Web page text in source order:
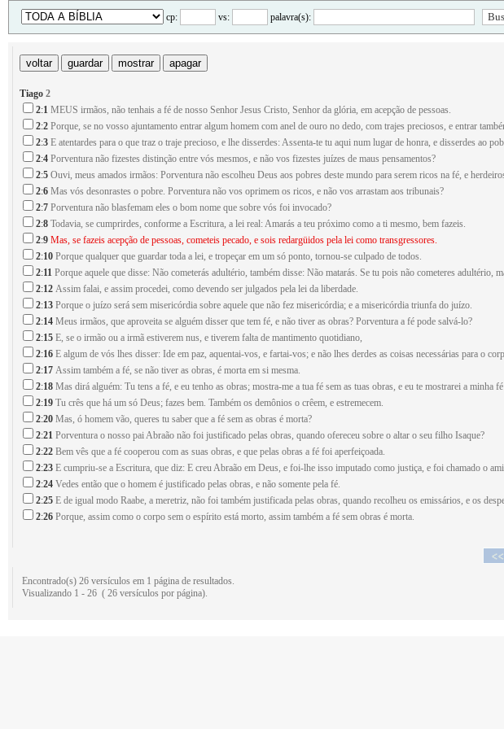
cp: vs: palavra(s):
Tiago 2
2:1 MEUS irmãos, não tenhais a fé de nosso Senhor Jesus Cristo, Senhor da glória, em acepção de pessoas.
2:2 Porque, se no vosso ajuntamento entrar algum homem com anel de ouro no dedo, com trajes preciosos, e entrar
2:3 E atentardes para o que traz o traje precioso, e lhe disserdes: Assenta-te tu aqui num lugar de honra, e disserdes ao
2:4 Porventura não fizestes distinção entre vós mesmos, e não vos fizestes juízes de maus pensamentos?
2:5 Ouvi, meus amados irmãos: Porventura não escolheu Deus aos pobres deste mundo para serem ricos na fé, e
2:6 Mas vós desonrastes o pobre. Porventura não vos oprimem os ricos, e não vos arrastam aos tribunais?
2:7 Porventura não blasfemam eles o bom nome que sobre vós foi invocado?
2:8 Todavia, se cumprirdes, conforme a Escritura, a lei real: Amarás a teu próximo como a ti mesmo, bem fazeis.
2:9 Mas, se fazeis acepção de pessoas, cometeis pecado, e sois redargüidos pela lei como transgressores.
2:10 Porque qualquer que guardar toda a lei, e tropeçar em um só ponto, tornou-se culpado de todos.
2:11 Porque aquele que disse: Não cometerás adultério, também disse: Não matarás. Se tu pois não cometeres adultério,
2:12 Assim falai, e assim procedei, como devendo ser julgados pela lei da liberdade.
2:13 Porque o juízo será sem misericórdia sobre aquele que não fez misericórdia; e a misericórdia triunfa do juízo.
2:14 Meus irmãos, que aproveita se alguém disser que tem fé, e não tiver as obras? Porventura a fé pode salvá-lo?
2:15 E, se o irmão ou a irmã estiverem nus, e tiverem falta de mantimento quotidiano,
2:16 E algum de vós lhes disser: Ide em paz, aquentai-vos, e fartai-vos; e não lhes derdes as coisas necessárias para o
2:17 Assim também a fé, se não tiver as obras, é morta em si mesma.
2:18 Mas dirá alguém: Tu tens a fé, e eu tenho as obras; mostra-me a tua fé sem as tuas obras, e eu te mostrarei a minha
2:19 Tu crês que há um só Deus; fazes bem. Também os demônios o crêem, e estremecem.
2:20 Mas, ó homem vão, queres tu saber que a fé sem as obras é morta?
2:21 Porventura o nosso pai Abraão não foi justificado pelas obras, quando ofereceu sobre o altar o seu filho Isaque?
2:22 Bem vês que a fé cooperou com as suas obras, e que pelas obras a fé foi aperfeiçoada.
2:23 E cumpriu-se a Escritura, que diz: E creu Abraão em Deus, e foi-lhe isso imputado como justiça, e foi chamado o
2:24 Vedes então que o homem é justificado pelas obras, e não somente pela fé.
2:25 E de igual modo Raabe, a meretriz, não foi também justificada pelas obras, quando recolheu os emissários, e os
2:26 Porque, assim como o corpo sem o espírito está morto, assim também a fé sem obras é morta.
Encontrado(s) 26 versículos em 1 página de resultados.
Visualizando 1 - 26 ( 26 versículos por página).